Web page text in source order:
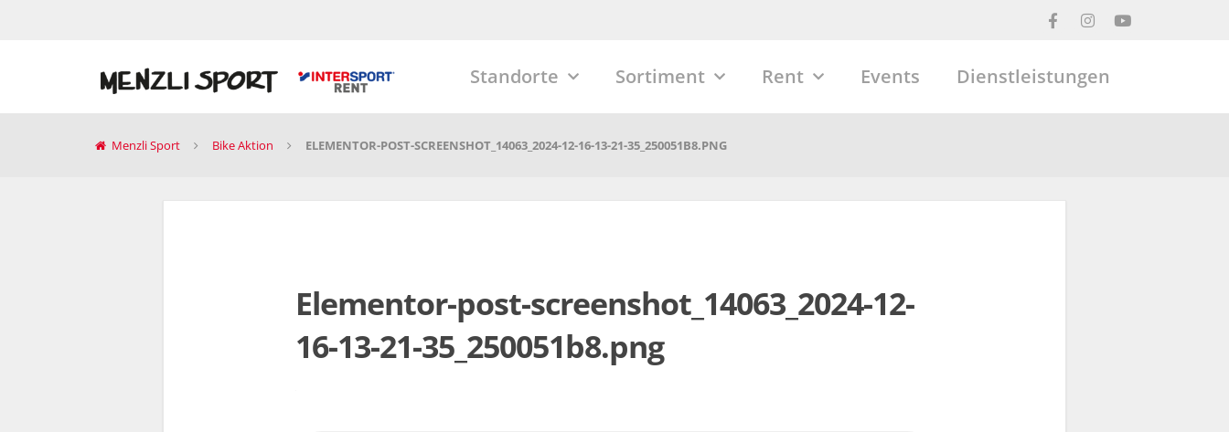
Standorte Sortiment Rent Events Dienstleistungen
Menzli Sport Bike Aktion ELEMENTOR-POST-SCREENSHOT_14063_2024-12-16-13-21-35_250051B8.PNG
Elementor-post-screenshot_14063_2024-12-
16-13-21-35_250051b8.png